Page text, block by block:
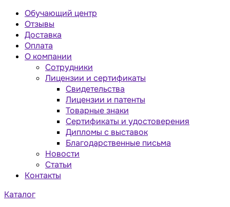
Обучающий центр
Отзывы
Доставка
Оплата
О компании
Сотрудники
Лицензии и сертификаты
Свидетельства
Лицензии и патенты
Товарные знаки
Сертификаты и удостоверения
Дипломы с выставок
Благодарственные письма
Новости
Статьи
Контакты
Каталог